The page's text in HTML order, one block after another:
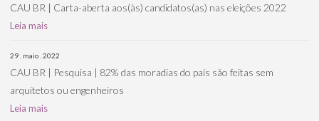
CAU BR | Carta-aberta aos(às) candidatos(as) nas eleições 2022
Leia mais
29 . maio . 2022
CAU BR | Pesquisa | 82% das moradias do país são feitas sem
arquitetos ou engenheiros
Leia mais